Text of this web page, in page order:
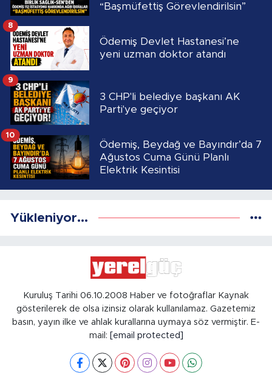
“Başmüfettiş Görevlendirilsin”
Ödemiş Devlet Hastanesi’ne
yeni uzman doktor atandı
8
3 CHP'li belediye başkanı AK
Parti'ye geçiyor
9
Ödemiş, Beydağ ve Bayındır’da 7
Ağustos Cuma Günü Planlı
Elektrik Kesintisi
10
Yükleniyor...
Kuruluş Tarihi 06.10.2008 Haber ve fotoğraflar Kaynak
gösterilerek de olsa izinsiz olarak kullanılamaz. Gazetemiz
basın, yayın ilke ve ahlak kurallarına uymaya söz vermiştir. E-
mail:
[email protected]